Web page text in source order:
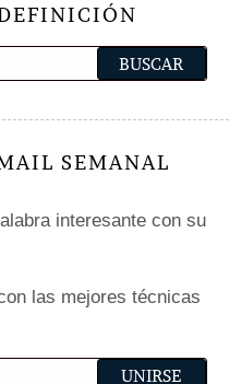
SEMANAL
interesante con su
las mejores técnicas